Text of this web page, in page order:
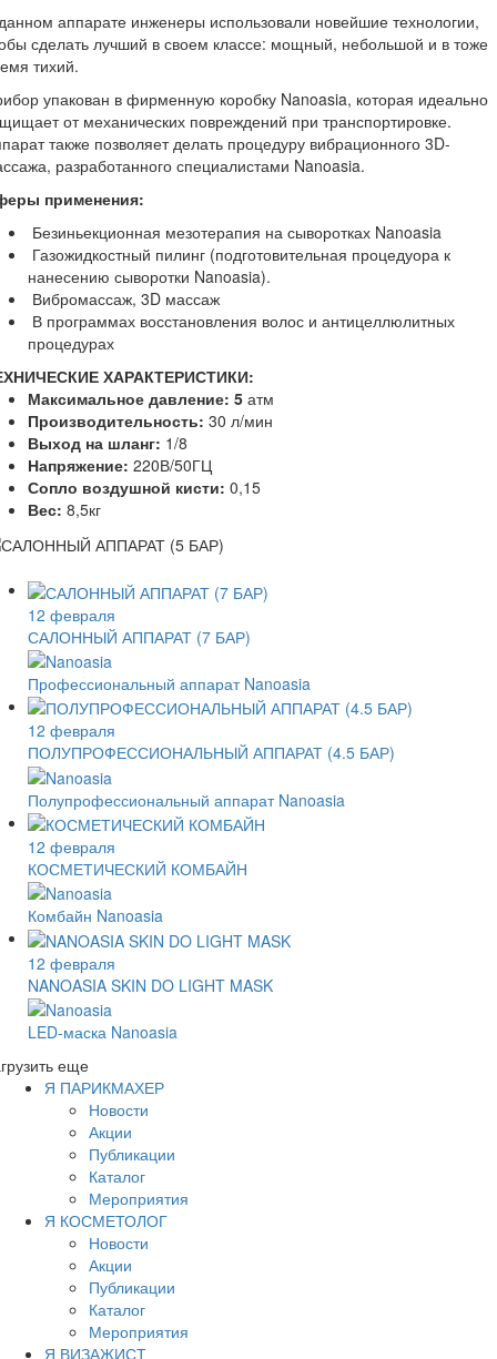
аппарате инженеры использовали новейшие технологии,
сделать лучший в своем классе: мощный, небольшой и в тоже
тихий.
упакован в фирменную коробку Nanoasia, которая идеально
от механических повреждений при транспортировке.
также позволяет делать процедуру вибрационного 3D-
разработанного специалистами Nanoasia.
применения:
Безиньекционная мезотерапия на сыворотках Nanoasia
Газожидкостный пилинг (подготовительная процедуора к
нанесению сыворотки Nanoasia).
Вибромассаж, 3D массаж
В программах восстановления волос и антицеллюлитных
процедурах
ХАРАКТЕРИСТИКИ:
Максимальное давление: 5 атм
Производительность: 30 л/мин
Выход на шланг: 1/8
Напряжение: 220В/50ГЦ
Сопло воздушной кисти: 0,15
Вес: 8,5кг
12 февраля
САЛОННЫЙ АППАРАТ (7 БАР)
Профессиональный аппарат Nanoasia
12 февраля
ПОЛУПРОФЕССИОНАЛЬНЫЙ АППАРАТ (4.5 БАР)
Полупрофессиональный аппарат Nanoasia
12 февраля
КОСМЕТИЧЕСКИЙ КОМБАЙН
Комбайн Nanoasia
12 февраля
NANOASIA SKIN DO LIGHT MASK
LED-маска Nanoasia
еще
Я ПАРИКМАХЕР
Новости
Акции
Публикации
Каталог
Мероприятия
Я КОСМЕТОЛОГ
Новости
Акции
Публикации
Каталог
Мероприятия
Я ВИЗАЖИСТ